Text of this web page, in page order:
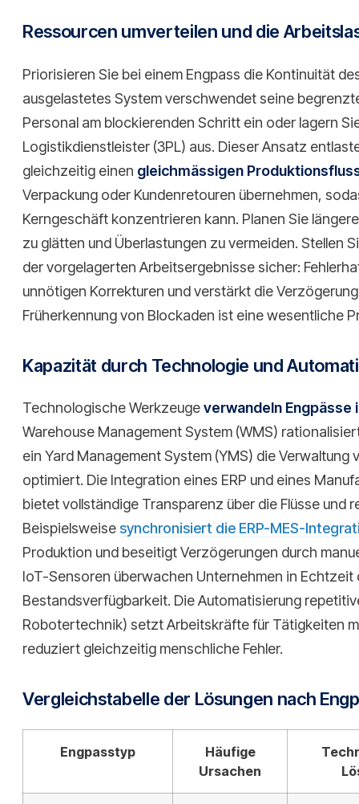
Ressourcen umverteilen und die
Priorisieren Sie bei einem Engpass die Kontinuität
ausgelastetes System verschwendet seine
Personal am blockierenden Schritt ein oder lagern
Logistikdienstleister (3PL) aus. Dieser Ansatz
gleichzeitig einen gleichmässigen
Verpackung oder Kundenretouren übernehmen,
Kerngeschäft konzentrieren kann. Planen Sie
zu glätten und Überlastungen zu vermeiden. Stellen
der vorgelagerten Arbeitsergebnisse sicher:
unnötigen Korrekturen und verstärkt die
Früherkennung von Blockaden ist eine wesentliche
Kapazität durch Technologie und
Technologische Werkzeugeverwandeln
Warehouse Management System (WMS)
ein Yard Management System (YMS) die Verwaltung
optimiert. Die Integration eines ERP und eines
bietet vollständige Transparenz über die Flüsse und
Beispielsweisesynchronisiert die ERP-MES-
Produktion und beseitigt Verzögerungen durch
IoT-Sensoren überwachen Unternehmen in Echtzeit
Bestandsverfügbarkeit. Die Automatisierung
Robotertechnik) setzt Arbeitskräfte für Tätigkeiten
reduziert gleichzeitig menschliche Fehler.
Vergleichstabelle der Lösungen nach
Engpasstyp
Häufige
Ursachen